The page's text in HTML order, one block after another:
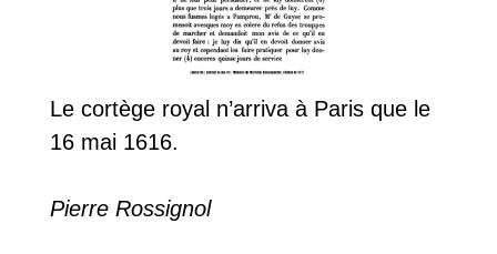
Le cortège royal n’arriva à Paris que le
16 mai 1616.
Pierre Rossignol